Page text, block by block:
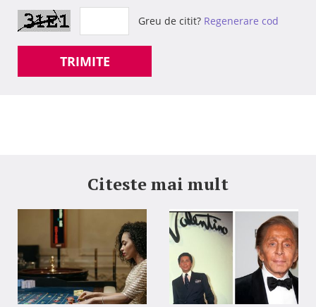
Greu de citit? Regenerare cod
TRIMITE
Citeste mai mult